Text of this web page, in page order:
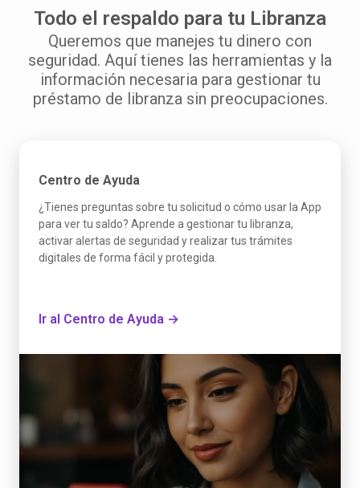
Todo el respaldo para tu Libranza
Queremos que manejes tu dinero con
seguridad. Aquí tienes las herramientas y la
información necesaria para gestionar tu
préstamo de libranza sin preocupaciones.
Centro de Ayuda
¿Tienes preguntas sobre tu solicitud o cómo usar la App
para ver tu saldo? Aprende a gestionar tu libranza,
activar alertas de seguridad y realizar tus trámites
digitales de forma fácil y protegida.
Ir al Centro de Ayuda →